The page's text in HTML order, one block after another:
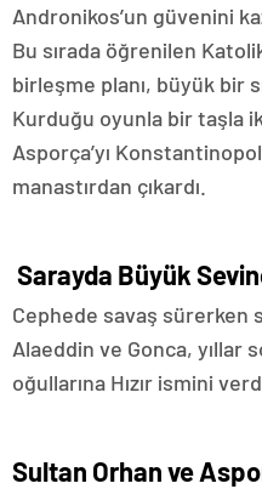
Andronikos’un güvenini
Bu sırada öğrenilen
birleşme planı, büyük bir
Kurduğu oyunla bir taşla
Asporça’yı
manastırdan çıkardı.
Sarayda Büyük
Cephede savaş sürerken
Alaeddin ve Gonca, yıllar
oğullarına Hızır ismini
Sultan Orhan ve